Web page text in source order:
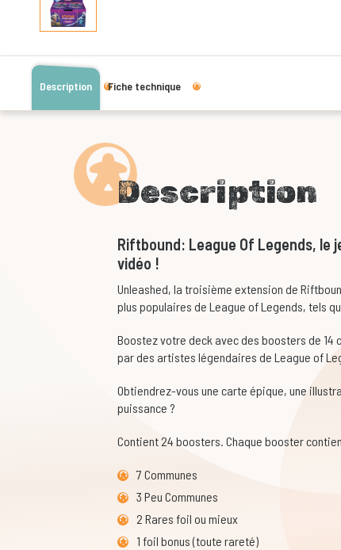
Description Fiche technique
Description
Riftbound: League Of Legends, le
vidéo !
Unleashed, la troisième extension de
plus populaires de League of Legends, tels
Boostez votre deck avec des boosters de 14
par des artistes légendaires de League of
Obtiendrez-vous une carte épique, une
puissance ?
Contient 24 boosters. Chaque booster
7 Communes
3 Peu Communes
2 Rares foil ou mieux
1 foil bonus (toute rareté)